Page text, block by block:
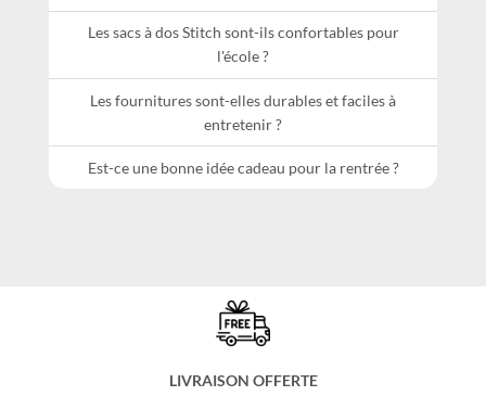
Les sacs à dos Stitch sont-ils confortables pour
l'école ?
Les fournitures sont-elles durables et faciles à
entretenir ?
Est-ce une bonne idée cadeau pour la rentrée ?
LIVRAISON OFFERTE